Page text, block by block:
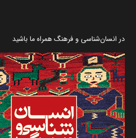
در انسان‌شناسی و فرهنگ همراه ما باشید